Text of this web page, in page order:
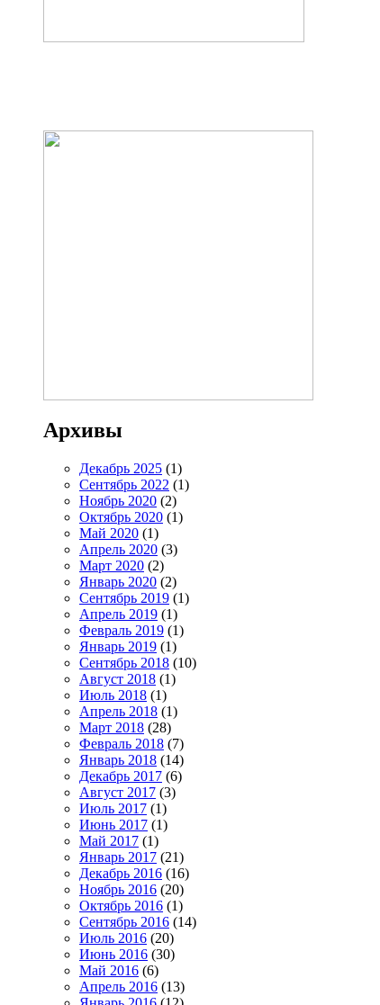
Архивы
Декабрь 2025 (1)
Сентябрь 2022 (1)
Ноябрь 2020 (2)
Октябрь 2020 (1)
Май 2020 (1)
Апрель 2020 (3)
Март 2020 (2)
Январь 2020 (2)
Сентябрь 2019 (1)
Апрель 2019 (1)
Февраль 2019 (1)
Январь 2019 (1)
Сентябрь 2018 (10)
Август 2018 (1)
Июль 2018 (1)
Апрель 2018 (1)
Март 2018 (28)
Февраль 2018 (7)
Январь 2018 (14)
Декабрь 2017 (6)
Август 2017 (3)
Июль 2017 (1)
Июнь 2017 (1)
Май 2017 (1)
Январь 2017 (21)
Декабрь 2016 (16)
Ноябрь 2016 (20)
Октябрь 2016 (1)
Сентябрь 2016 (14)
Июль 2016 (20)
Июнь 2016 (30)
Май 2016 (6)
Апрель 2016 (13)